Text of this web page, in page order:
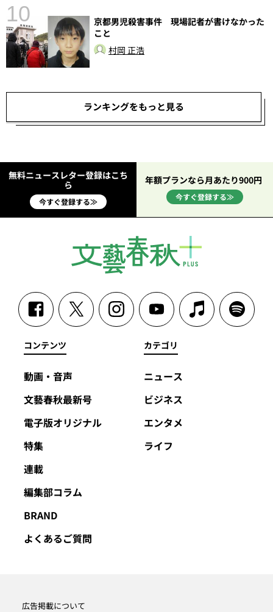
10
京都男児殺害事件 現場記者が書けなかった
こと
村岡 正浩
ランキングをもっと見る
無料ニュースレター登録はこち
ら
今すぐ登録する≫
年額プランなら月あたり900円
今すぐ登録する≫
コンテンツ
動画・音声
文藝春秋最新号
電子版オリジナル
特集
連載
編集部コラム
BRAND
よくあるご質問
カテゴリ
ニュース
ビジネス
エンタメ
ライフ
広告掲載について